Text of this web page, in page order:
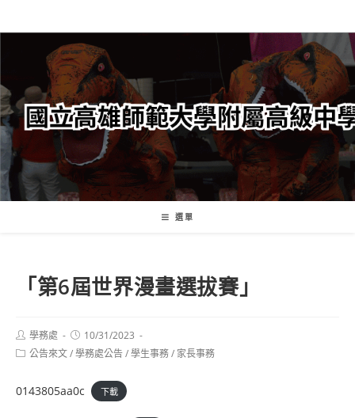
轉
要
內
容
選單
「第6屆世界漫畫選拔賽」
Post
author:
學務處
Post
published:
10/31/2023
Post公告來文/學務處公告/學生事務/ 家長事務
0143805aa0c 下載